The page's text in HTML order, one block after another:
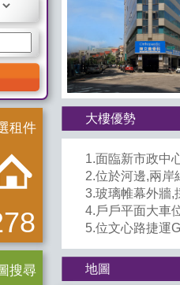
租件
搜尋
大樓優勢
1.面臨新市政中
2.位於河邊,兩岸
3.玻璃帷幕外牆,
4.戶戶平面大車
5.位文心路捷運
地圖